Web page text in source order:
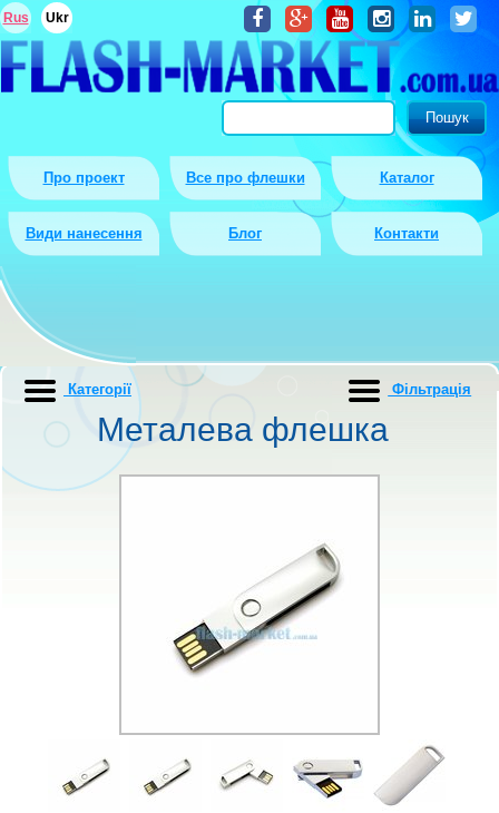
Про проект Все про флешки Каталог
Види нанесення Блог Контакти
Rus Ukr
Металева флешка
Категорії Фiльтрацiя